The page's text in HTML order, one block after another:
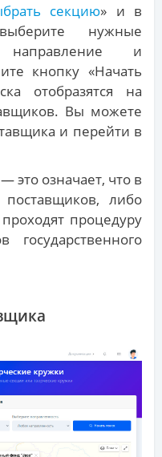
секцию» и в
нужные
направление и
кнопку «Начать
отобразятся на
Вы можете
и перейти в
— это означает, что в
либо
процедуру